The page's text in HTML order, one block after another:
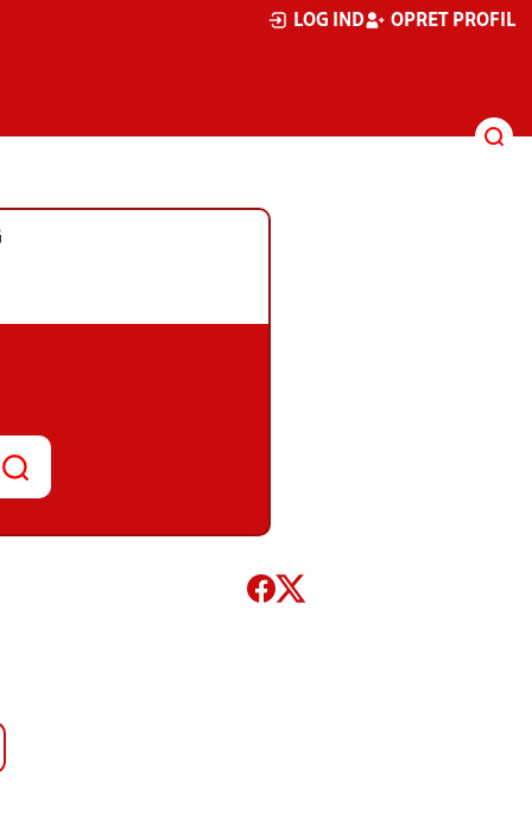
LOG IND OPRET PROFIL